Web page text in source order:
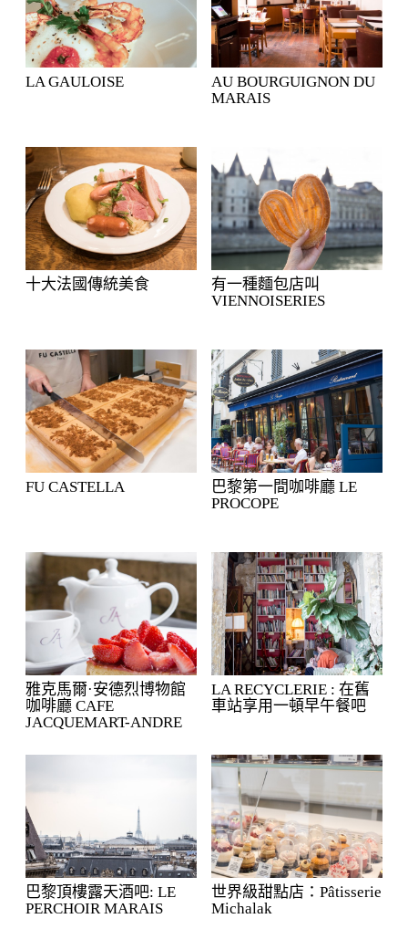
LA GAULOISE
AU BOURGUIGNON DU
MARAIS
十大法國傳統美食
有一種麵包店叫
VIENNOISERIES
FU CASTELLA
巴黎第一間咖啡廳 LE
PROCOPE
雅克馬爾·安德烈博物館
咖啡廳 CAFE
JACQUEMART-ANDRE
LA RECYCLERIE : 在舊
車站享用一頓早午餐吧
巴黎頂樓露天酒吧: LE
PERCHOIR MARAIS
世界級甜點店：Pâtisserie
Michalak